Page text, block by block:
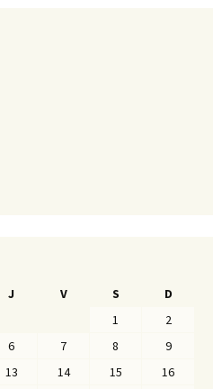
J V S
D
1
2
6 7 8
9
13 14 15
16